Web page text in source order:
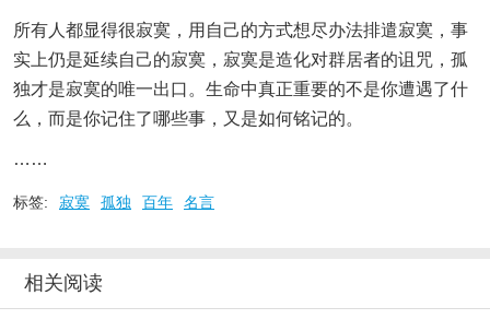
所有人都显得很寂寞，用自己的方式想尽办法排遣寂寞，事
实上仍是延续自己的寂寞，寂寞是造化对群居者的诅咒，孤
独才是寂寞的唯一出口。生命中真正重要的不是你遭遇了什
么，而是你记住了哪些事，又是如何铭记的。
……
标签: 寂寞 孤独 百年 名言
相关阅读